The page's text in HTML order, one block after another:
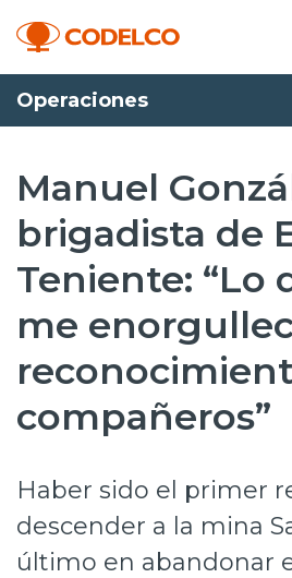
Transparencia activa
Nosotros
Operaciones
Proyectos
Sustentabilidad
Innovación
Prensa
Trabaja en Codelco
Operaciones
Manuel
brigadista de
Teniente: “Lo
me
compañeros”
Haber sido el primer
descender a la mina
último en abandonar